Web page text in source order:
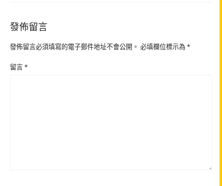
發佈留言
發佈留言必須填寫的電子郵件地址不會公開。 必填欄位標示為*
留言*